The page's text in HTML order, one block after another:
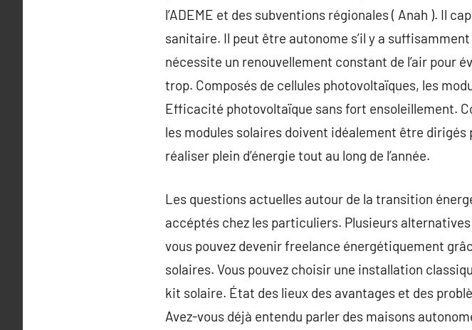
l’ADEME et des subventions régionales ( Anah ). Il
sanitaire. Il peut être autonome s’il y a
nécessite un renouvellement constant de l’air pour
trop. Composés de cellules photovoltaïques, les
Efficacité photovoltaïque sans fort ensoleillement.
les modules solaires doivent idéalement être dirigés
réaliser plein d’énergie tout au long de l’année.
Les questions actuelles autour de la transition
accéptés chez les particuliers. Plusieurs
vous pouvez devenir freelance énergétiquement
solaires. Vous pouvez choisir une installation
kit solaire. État des lieux des avantages et des
Avez-vous déjà entendu parler des maisons